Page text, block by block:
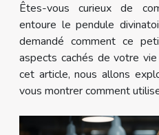
Êtes-vous curieux de
entoure le pendule
demandé comment ce
aspects cachés de votre
cet article, nous allons
vous montrer comment